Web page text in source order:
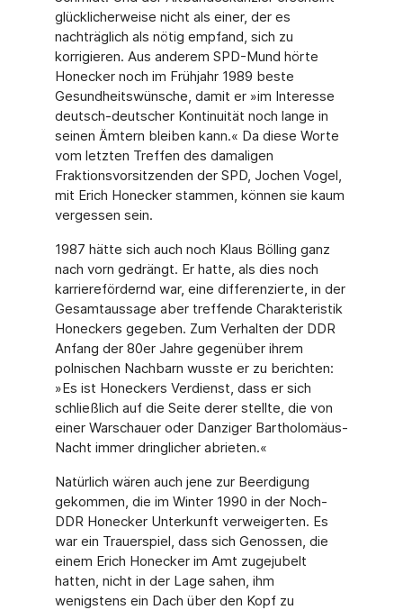
glücklicherweise nicht als einer, der es
nachträglich als nötig empfand, sich zu
korrigieren. Aus anderem SPD-Mund hörte
Honecker noch im Frühjahr 1989 beste
Gesundheitswünsche, damit er »im Interesse
deutsch-deutscher Kontinuität noch lange in
seinen Ämtern bleiben kann.« Da diese Wor­te
vom letzten Treffen des damaligen
Fraktionsvorsitzenden der SPD, Jochen Vogel,
mit Erich Honecker stammen, können sie kaum
vergessen sein.
1987 hätte sich auch noch Klaus Bölling ganz
nach vorn gedrängt. Er hatte, als dies noch
karrierefördernd war, eine differenzierte, in der
Gesamtaussage aber treffende Charakteristik
Honeckers gegeben. Zum Verhalten der DDR
Anfang der 80er Jahre gegenüber ihrem
polnischen Nachbarn wusste er zu berichten:
»Es ist Honeckers Ver­dienst, dass er sich
schließlich auf die Seite derer stellte, die von
einer Warschauer oder Danziger Bartholomäus-
Nacht immer dringlicher abrieten.«
Natürlich wären auch jene zur Beerdigung
gekommen, die im Winter 1990 in der Noch-
DDR Honecker Unterkunft verweigerten. Es
war ein Trauerspiel, dass sich Genossen, die
einem Erich Honecker im Amt zugejubelt
hatten, nicht in der Lage sahen, ihm
wenigstens ein Dach über den Kopf zu